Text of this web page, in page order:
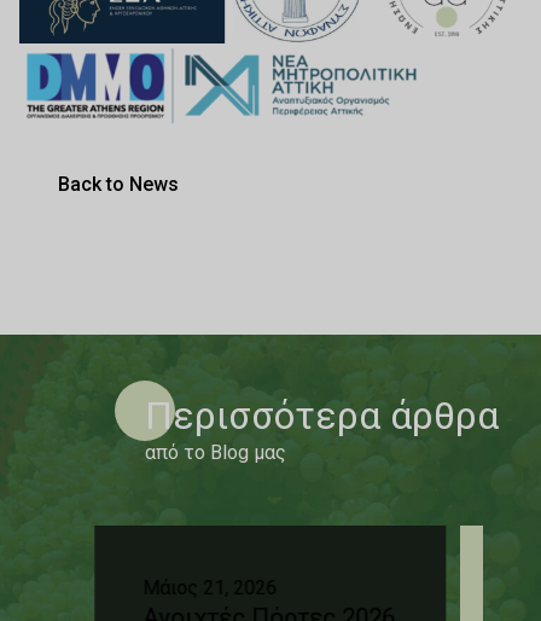
Back to News
Περισσότερα άρθρα
από το Blog μας
Μάιος 21, 2026